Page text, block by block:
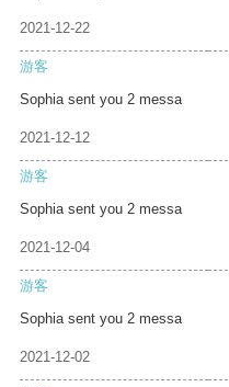
2021-12-22
游客
Sophia sent you 2 messa
2021-12-12
游客
Sophia sent you 2 messa
2021-12-04
游客
Sophia sent you 2 messa
2021-12-02